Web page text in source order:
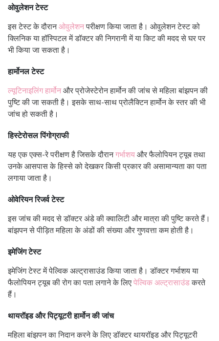
ओवुलेशन टेस्ट
इस टेस्ट के दौरानओवुलेशनपरीक्षण किया जाता है। ओवुलेशन टेस्ट को
क्लिनिक या हॉस्पिटल में डॉक्टर की निगरानी में या किट की मदद से घर पर
भी किया जा सकता है।
हार्मोनल टेस्ट
ल्यूटिनाइलिंग हार्मोनऔर प्रोजेस्टेरोन हार्मोन की जांच से महिला बांझपन की
पुष्टि की जा सकती है। इसके साथ-साथ प्रोलैक्टिन हार्मोन के स्तर की भी
जांच हो सकती है।
हिस्टेरोसल पिंगोग्राफी
यह एक एक्स-रे परीक्षण है जिसके दौरानगर्भाशयऔर फैलोपियन ट्यूब तथा
उनके आसपास के हिस्से को देखकर किसी प्रकार की असामान्यता का पता
लगाया जाता है।
ओवेरियन रिजर्व टेस्ट
इस जांच की मदद से डॉक्टर अंडे की क्वालिटी और मात्रा की पुष्टि करते हैं।
बांझपन से पीड़ित महिला के अंडों की संख्या और गुणवत्ता कम होती है।
इमेजिंग टेस्ट
इमेजिंग टेस्ट में पेल्विक अल्ट्रासाउंड किया जाता है। डॉक्टर गर्भाशय या
फैलोपियन ट्यूब की रोग का पता लगाने के लिएपेल्विक अल्ट्रासाउंडकरते
हैं।
थायरॉइड और पिट्यूटरी हार्मोन की जांच
महिला बांझपन का निदान करने के लिए डॉक्टर थायरॉइड और पिट्यूटरी